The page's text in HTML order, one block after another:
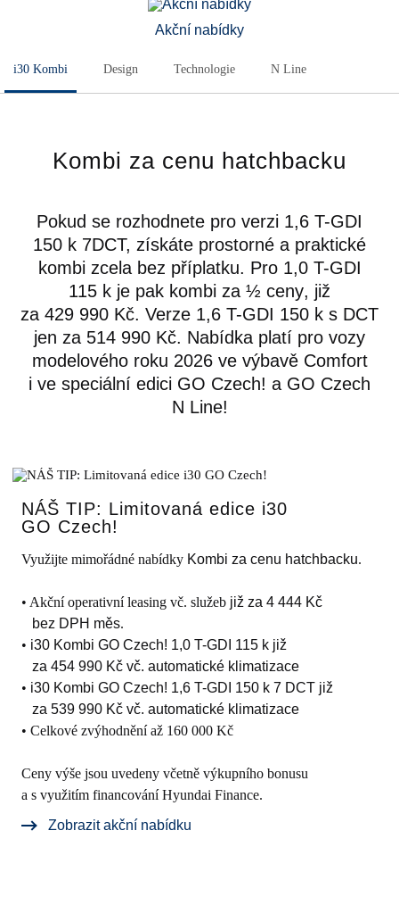
i30 Kombi Design Technologie N Line
Akční nabídky
Kombi za cenu hatchbacku
Pokud se rozhodnete pro verzi 1,6 T-GDI
150 k 7DCT, získáte prostorné a praktické
kombi zcela bez příplatku. Pro 1,0 T-GDI
115 k je pak kombi za ½ ceny, již
za 429 990 Kč. Verze 1,6 T-GDI 150 k s DCT
jen za 514 990 Kč. Nabídka platí pro vozy
modelového roku 2026 ve výbavě Comfort
i ve speciální edici GO Czech! a GO Czech
N Line!
NÁŠ TIP: Limitovaná edice i30
GO Czech!
Využijte mimořádné nabídky Kombi za cenu hatchbacku.
• Akční operativní leasing vč. služeb již za 4 444 Kč
bez DPH měs.
• i30 Kombi GO Czech! 1,0 T-GDI 115 k již
za 454 990 Kč vč. automatické klimatizace
• i30 Kombi GO Czech! 1,6 T-GDI 150 k 7 DCT již
za 539 990 Kč vč. automatické klimatizace
• Celkové zvýhodnění až 160 000 Kč
Ceny výše jsou uvedeny včetně výkupního bonusu
a s využitím financování Hyundai Finance.
Zobrazit akční nabídku